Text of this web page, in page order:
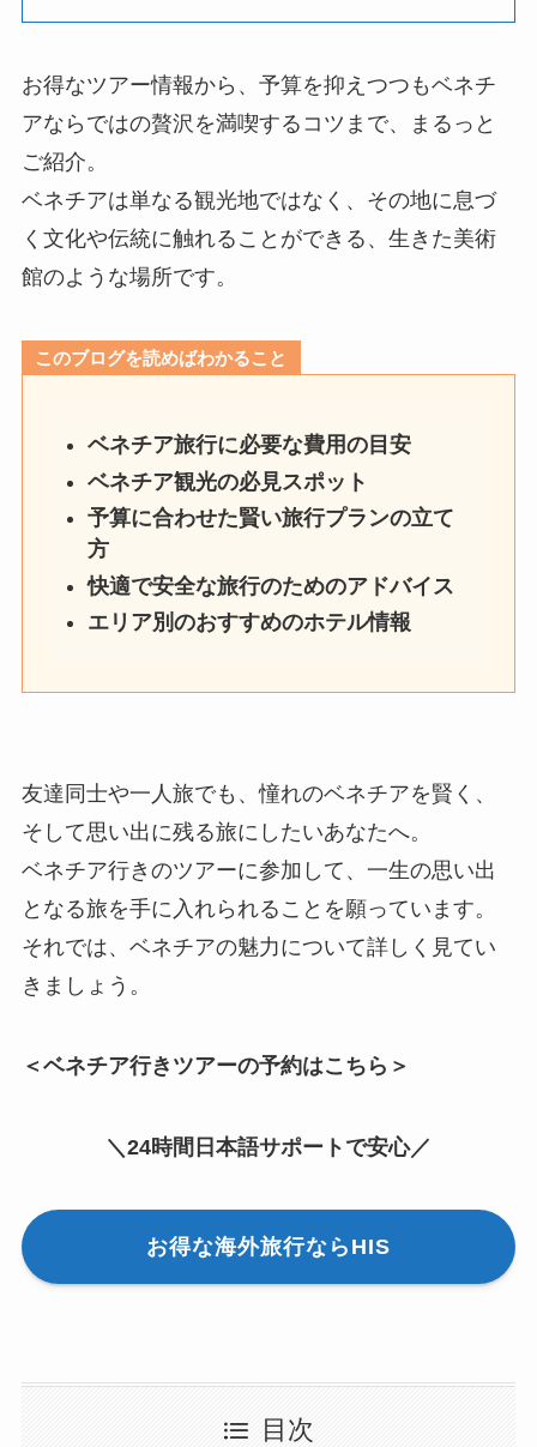
お得なツアー情報から、予算を抑えつつもベネチ
アならではの贅沢を満喫するコツまで、まるっと
ご紹介。
ベネチアは単なる観光地ではなく、その地に息づ
く文化や伝統に触れることができる、生きた美術
館のような場所です。
このブログを読めばわかること
ベネチア旅行に必要な費用の目安
ベネチア観光の必見スポット
予算に合わせた賢い旅行プランの立て
方
快適で安全な旅行のためのアドバイス
エリア別のおすすめのホテル情報
友達同士や一人旅でも、憧れのベネチアを賢く、
そして思い出に残る旅にしたいあなたへ。
ベネチア行きのツアーに参加して、一生の思い出
となる旅を手に入れられることを願っています。
それでは、ベネチアの魅力について詳しく見てい
きましょう。
＜ベネチア行きツアーの予約はこちら＞
＼24時間日本語サポートで安心／
お得な海外旅行ならHIS
目次